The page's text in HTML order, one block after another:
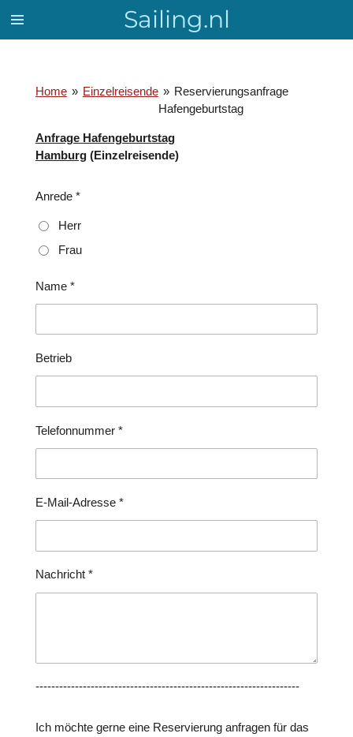
Zum
Sailing.nl
Home » Einzelreisende » Reservierungsanfrage
Hafengeburtstag
Anfrage Hafengeburtstag
Hamburg (Einzelreisende)
Anrede *
Herr
Frau
Name *
Betrieb
Telefonnummer *
E-Mail-Adresse *
Nachricht *
-------------------------------------------------------------------
Ich möchte gerne eine Reservierung anfragen für das